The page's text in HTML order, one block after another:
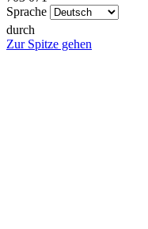
Sprache
durch
Zur Spitze gehen